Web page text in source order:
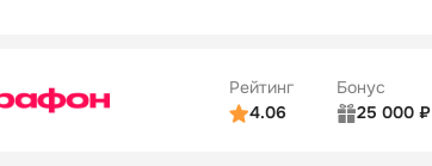
5/5Рейтинг
4.06
Бонус
25 000 ₽